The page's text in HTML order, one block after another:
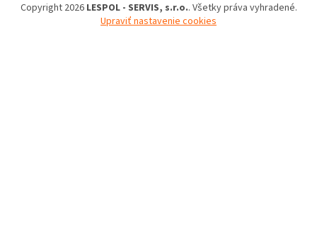
Copyright 2026 LESPOL - SERVIS, s.r.o.. Všetky práva vyhradené.
Upraviť nastavenie cookies